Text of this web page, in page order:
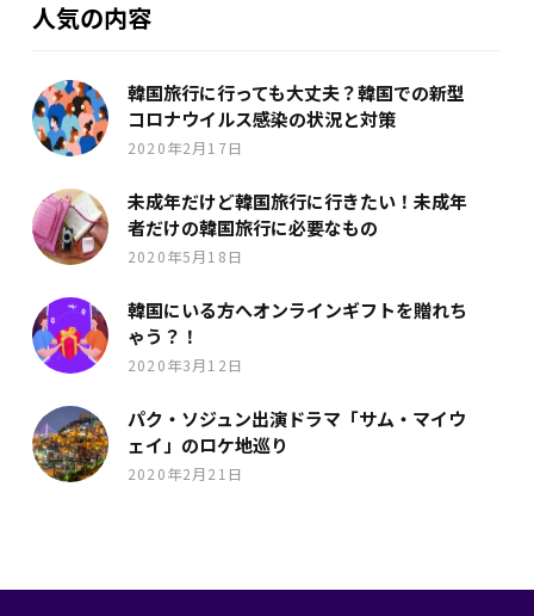
人気の内容
韓国旅行に行っても大丈夫？韓国での新型
コロナウイルス感染の状況と対策
2020年2月17日
未成年だけど韓国旅行に行きたい！未成年
者だけの韓国旅行に必要なもの
2020年5月18日
韓国にいる方へオンラインギフトを贈れち
ゃう？！
2020年3月12日
パク・ソジュン出演ドラマ「サム・マイウ
ェイ」のロケ地巡り
2020年2月21日